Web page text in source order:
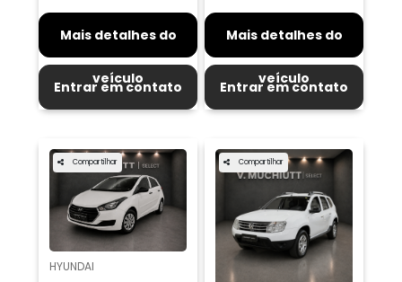
Mais detalhes do
veículo
Entrar em contato
Mais detalhes do
veículo
Entrar em contato
Compartilhar
HYUNDAI
Compartilhar